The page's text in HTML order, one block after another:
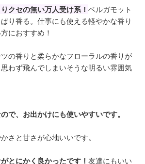
クセの無い万人受け系！ ベルガモット
り香る。仕事にも使える軽やかな香り
におすすめ！
の香りと柔らかなフローラルの香りが
わず飛んでしまいそうな明るい雰囲気
で、お出かけにも使いやすいです。
さと甘さが心地いいです。
とにかく良かったです！ 友達にもいい